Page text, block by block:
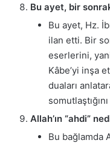
Bu ayet, bir
Bu ayet, Hz.
ilan etti. Bir
eserlerini,
Kâbe’yi inşa
duaları
Allah’ın “ahdi”
Bu bağlamda